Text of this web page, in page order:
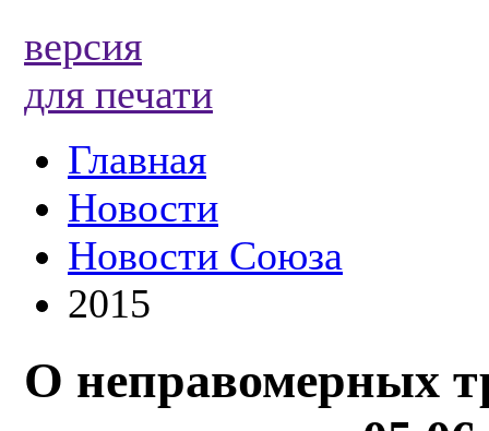
версия
для печати
Главная
Новости
Новости Союза
2015
О неправомерных